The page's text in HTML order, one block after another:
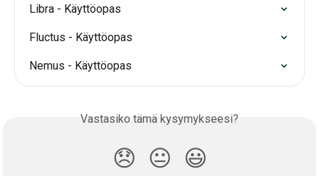
Libra - Käyttöopas
Fluctus - Käyttöopas
Nemus - Käyttöopas
Vastasiko tämä kysymykseesi?
😞 😐 😃